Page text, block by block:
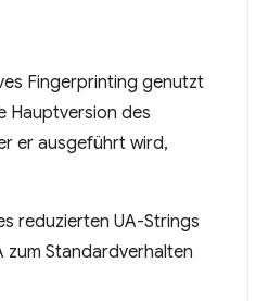
Fingerprinting genutzt
Hauptversion des
er ausgeführt wird,
reduzierten UA-Strings
zum Standardverhalten